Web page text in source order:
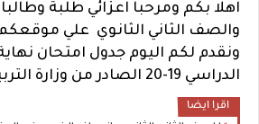
اهلا بكم ومرحبا اعزائي طلبة
والصف الثاني الثانوي علي
ونقدم لكم اليوم جدول امتحان نهاية
الدراسي 19-20 الصادر من وزارة التربية والتعليم
اقرا ايضا